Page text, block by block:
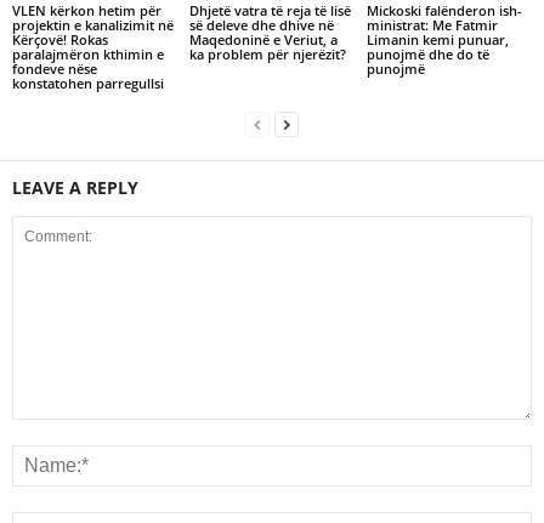
VLEN kërkon hetim për
projektin e kanalizimit në
Kërçovë! Rokas
paralajmëron kthimin e
fondeve nëse
konstatohen parregullsi
Dhjetë vatra të reja të lisë
së deleve dhe dhive në
Maqedoninë e Veriut, a
ka problem për njerëzit?
Mickoski falënderon ish-
ministrat: Me Fatmir
Limanin kemi punuar,
punojmë dhe do të
punojmë
LEAVE A REPLY